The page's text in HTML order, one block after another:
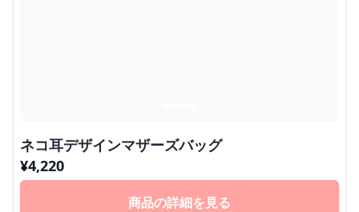
ネコ耳デザインマザーズバッグ
¥4,220
商品の詳細を見る